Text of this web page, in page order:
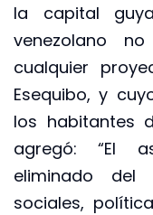
la capital
venezolano
cualquier
Esequibo, y
los habitantes
agregó: “El
eliminado
sociales,